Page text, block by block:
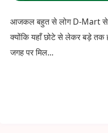
आजकल बहुत से लोग D-Mart
क्योंकि यहाँ छोटे से लेकर बड़े तक
जगह पर मिल...